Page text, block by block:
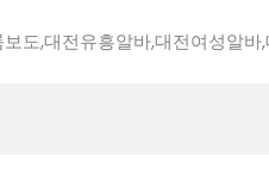
도,대전유흥알바,대전여성알바